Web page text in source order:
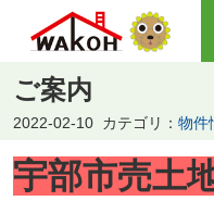
ご案内
2022-02-10 カテゴリ： 物件
宇部市売土